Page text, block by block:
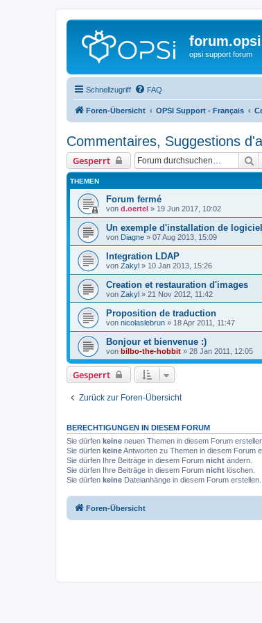
opsi support forum
Schnellzugriff FAQ
Foren-Übersicht OPSI Support - Français
Commentaires, Suggestions
Gesperrt
THEMEN
Forum fermé
von d.oertel » 19 Jun 2017, 10:02
Un exemple d'installation de
von Diagne » 07 Aug 2013, 15:09
Integration LDAP
von Zakyl » 10 Jan 2013, 15:26
Creation et restauration d'images
von Zakyl » 21 Nov 2012, 11:42
Proposition de traduction
von nicolaslebrun » 18 Apr 2011, 11:47
Bonjour et bienvenue :)
von bilbo-the-hobbit » 28 Jan 2011, 12:05
Gesperrt
Zurück zur Foren-Übersicht
BERECHTIGUNGEN IN DIESEM FORUM
Sie dürfen keine neuen Themen in diesem Forum
Sie dürfen keineAntworten zu Themen in diesem Forum
Sie dürfen Ihre Beiträge in diesem Forum nicht ändern.
Sie dürfen Ihre Beiträge in diesem Forum nicht löschen.
Sie dürfen keine Dateianhänge in diesem Forum erstellen.
Foren-Übersicht